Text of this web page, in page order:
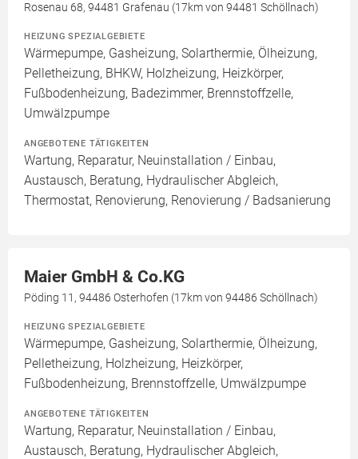
Rosenau 68, 94481 Grafenau (17km von 94481 Schöllnach)
HEIZUNG SPEZIALGEBIETE
Wärmepumpe, Gasheizung, Solarthermie, Ölheizung,
Pelletheizung, BHKW, Holzheizung, Heizkörper,
Fußbodenheizung, Badezimmer, Brennstoffzelle,
Umwälzpumpe
ANGEBOTENE TÄTIGKEITEN
Wartung, Reparatur, Neuinstallation / Einbau,
Austausch, Beratung, Hydraulischer Abgleich,
Thermostat, Renovierung, Renovierung / Badsanierung
Maier GmbH & Co.KG
Pöding 11, 94486 Osterhofen (17km von 94486 Schöllnach)
HEIZUNG SPEZIALGEBIETE
Wärmepumpe, Gasheizung, Solarthermie, Ölheizung,
Pelletheizung, Holzheizung, Heizkörper,
Fußbodenheizung, Brennstoffzelle, Umwälzpumpe
ANGEBOTENE TÄTIGKEITEN
Wartung, Reparatur, Neuinstallation / Einbau,
Austausch, Beratung, Hydraulischer Abgleich,